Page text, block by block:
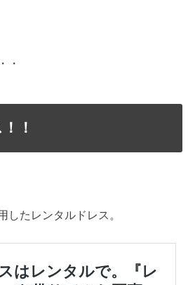
・
！
したレンタルドレス。